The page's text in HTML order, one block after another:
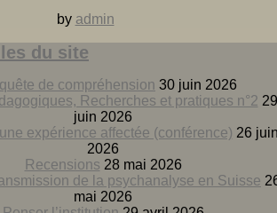
by admin
du site
de compréhension 30 juin 2026
Recherches et pratiques n°2 29
juin 2026
expérience affectée (conférence) 26
2026
Recensions 28 mai 2026
de la psychanalyse en Suisse
mai 2026